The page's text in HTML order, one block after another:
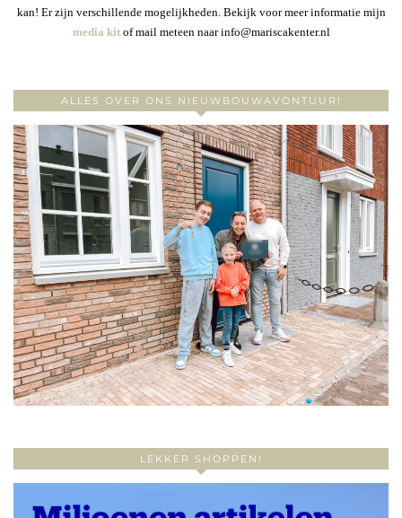
kan! Er zijn verschillende mogelijkheden. Bekijk voor meer informatie mijn
media kitof mail meteen naar info@mariscakenter.nl
ALLES OVER ONS NIEUWBOUWAVONTUUR!
LEKKER SHOPPEN!